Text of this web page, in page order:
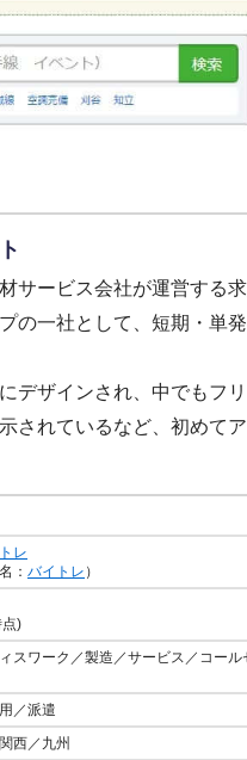
サービス会社が運営する求
の一社として、短期・単
デザインされ、中でもフ
されているなど、初めて
レ
： バイトレ ）
)
スワーク／製造／サービス／コー
／派遣
西／九州